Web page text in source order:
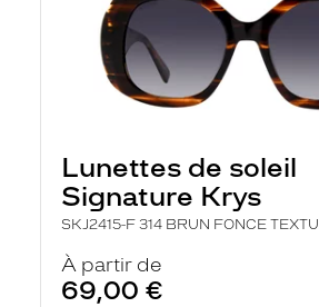
Lunettes de soleil
Signature Krys
SKJ2415-F 314 BRUN FONCE TEXTU
À partir de
69,00 €